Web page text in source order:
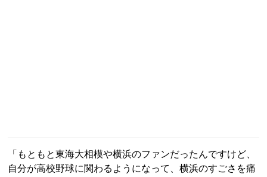
「もともと東海大相模や横浜のファンだったんですけど、
自分が高校野球に関わるようになって、横浜のすごさを痛